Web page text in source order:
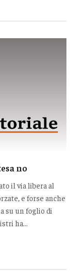
no
il via libera al
e forse anche
su un foglio di
ha...